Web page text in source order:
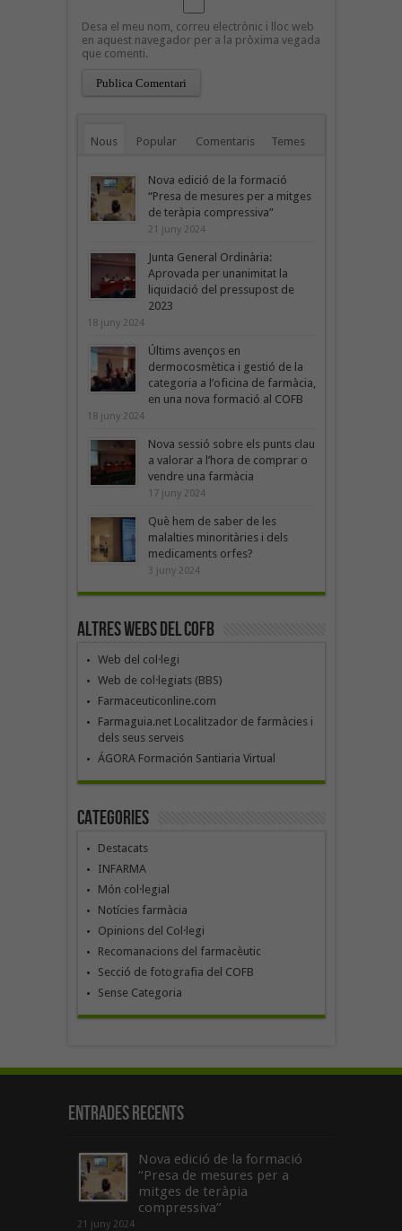
Desa el meu nom, correu electrònic i lloc web
en aquest navegador per a la pròxima vegada
que comenti.
Nous Popular Comentaris Temes
Nova edició de la formació
“Presa de mesures per a mitges
de teràpia compressiva”
21 juny 2024
Junta General Ordinària:
Aprovada per unanimitat la
liquidació del pressupost de
2023
18 juny 2024
Últims avenços en
dermocosmètica i gestió de la
categoria a l’oficina de farmàcia,
en una nova formació al COFB
18 juny 2024
Nova sessió sobre els punts clau
a valorar a l’hora de comprar o
vendre una farmàcia
17 juny 2024
Què hem de saber de les
malalties minoritàries i dels
medicaments orfes?
3 juny 2024
Altres webs del COFB
Web del col·legi
Web de col·legiats (BBS)
Farmaceuticonline.com
Farmaguia.net Localitzador de farmàcies i
dels seus serveis
ÁGORA Formación Santiaria Virtual
Categories
Destacats
INFARMA
Món col·legial
Notícies farmàcia
Opinions del Col·legi
Recomanacions del farmacèutic
Secció de fotografia del COFB
Sense Categoria
Entrades recents
Nova edició de la formació
“Presa de mesures per a
mitges de teràpia
compressiva”
21 juny 2024